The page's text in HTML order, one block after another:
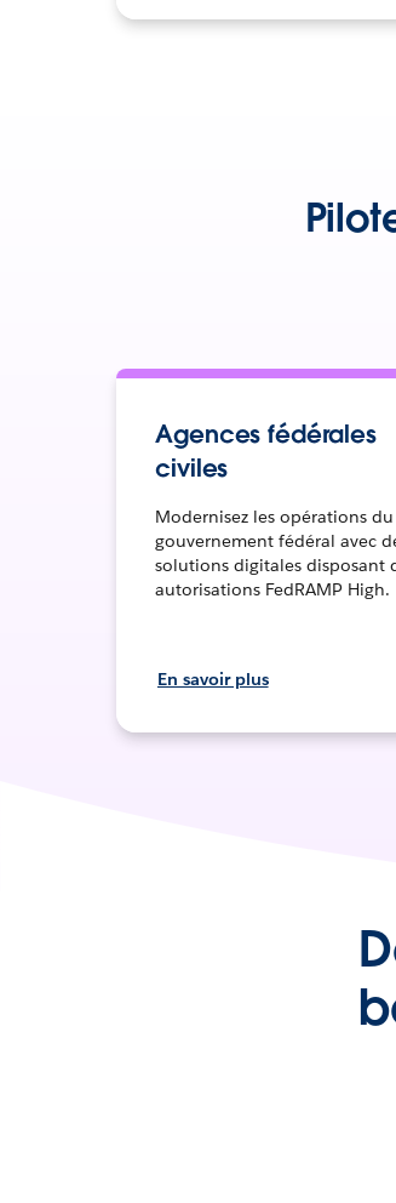
Agences fédérales
civiles
Modernisez les opérations du
gouvernement fédéral avec
solutions digitales disposant
autorisations FedRAMP High.
En savoir plus